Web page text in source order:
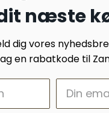
næste
dig vores
en rabatkode til